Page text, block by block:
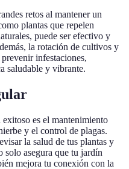
retos al mantener un
plantas que repelen
puede ser efectivo y
la rotación de cultivos y
infestaciones,
saludable y vibrante.
es el mantenimiento
y el control de plagas.
la salud de tus plantas y
solo asegura que tu jardín
mejora tu conexión con la